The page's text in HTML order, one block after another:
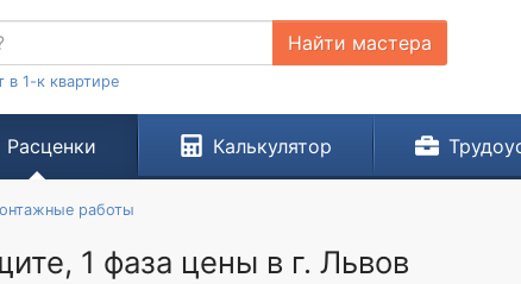
Найти мастера
в 1-к квартире
Расценки Калькулятор
работы
1 фаза цены в г. Львов